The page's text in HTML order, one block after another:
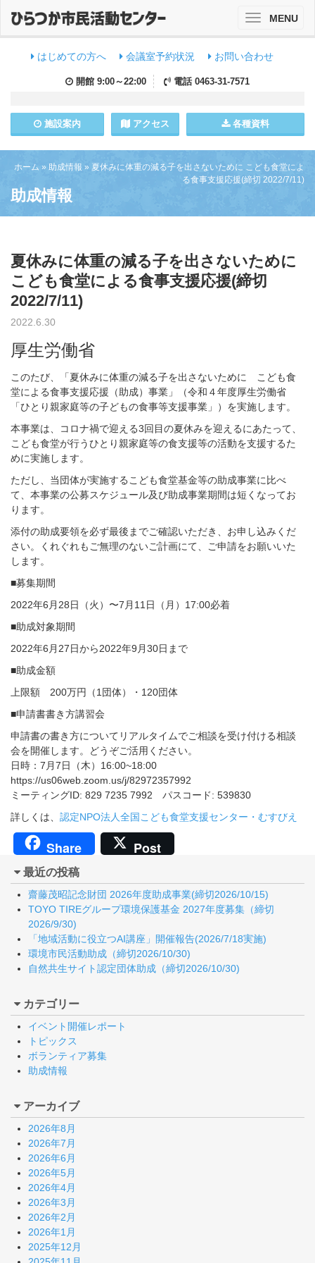
はじめての方へ 会議室予約状況 お問い合わせ
開館 9:00～22:00 電話 0463-31-7571
施設案内 アクセス 各種資料
ToggleMENU
ホーム » 助成情報 » 夏休みに体重の減る子を出さないために こども食堂によ
る食事支援応援(締切 2022/7/11)
助成情報
夏休みに体重の減る子を出さないために
こども食堂による食事支援応援(締切
2022/7/11)
2022.6.30
厚生労働省
このたび、「夏休みに体重の減る子を出さないために こども食
堂による食事支援応援（助成）事業」（令和４年度厚生労働省
「ひとり親家庭等の子どもの食事等支援事業」）を実施します。
本事業は、コロナ禍で迎える3回目の夏休みを迎えるにあたって、
こども食堂が行うひとり親家庭等の食支援等の活動を支援するた
めに実施します。
ただし、当団体が実施するこども食堂基金等の助成事業に比べ
て、本事業の公募スケジュール及び助成事業期間は短くなってお
ります。
添付の助成要領を必ず最後までご確認いただき、お申し込みくだ
さい。くれぐれもご無理のないご計画にて、ご申請をお願いいた
します。
■募集期間
2022年6月28日（火）〜7月11日（月）17:00必着
■助成対象期間
2022年6月27日から2022年9月30日まで
■助成金額
上限額 200万円（1団体）・120団体
■申請書書き方講習会
申請書の書き方についてリアルタイムでご相談を受け付ける相談
会を開催します。どうぞご活用ください。
日時：7月7日（木）16:00~18:00
https://us06web.zoom.us/j/82972357992
ミーティングID: 829 7235 7992 パスコード: 539830
詳しくは、 認定NPO法人全国こども食堂支援センター・むすびえ
Share Post
最近の投稿
齋藤茂昭記念財団 2026年度助成事業(締切2026/10/15)
TOYO TIREグループ環境保護基金 2027年度募集（締切
2026/9/30)
「地域活動に役立つAI講座」開催報告(2026/7/18実施)
環境市民活動助成（締切2026/10/30)
自然共生サイト認定団体助成（締切2026/10/30)
カテゴリー
イベント開催レポート
トピックス
ボランティア募集
助成情報
アーカイブ
2026年8月
2026年7月
2026年6月
2026年5月
2026年4月
2026年3月
2026年2月
2026年1月
2025年12月